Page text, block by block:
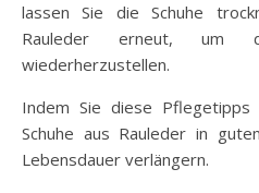
lassen Sie die Schuhe
Rauleder erneut, um
wiederherzustellen.
Indem Sie diese
Schuhe aus Rauleder in
Lebensdauer verlängern.